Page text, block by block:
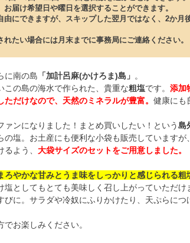
お届け希望日や曜日を選択することができます。
由にできますが、スキップした翌月ではなく、2か月
れたい場合には月末までに事務局にご連絡ください。
に南の島 「加計呂麻(かけろま)島」 。
この島の海水で作られた、貴重な粗塩です。 添加
ただけなので、天然のミネラルが豊富。 健康にも
ァンになりました！まとめ買いしたい！という島
の塩。お土産にも便利な小袋も販売していますが
よう、 大袋サイズのセットをご用意しました。
ろやかな甘みとうま味をしっかりと感じられる粗
塩としてもとても美味しく召し上がっていただけ
びに。サラダや冷奴にふりかけたり、天ぷらにつ
お楽しみください。